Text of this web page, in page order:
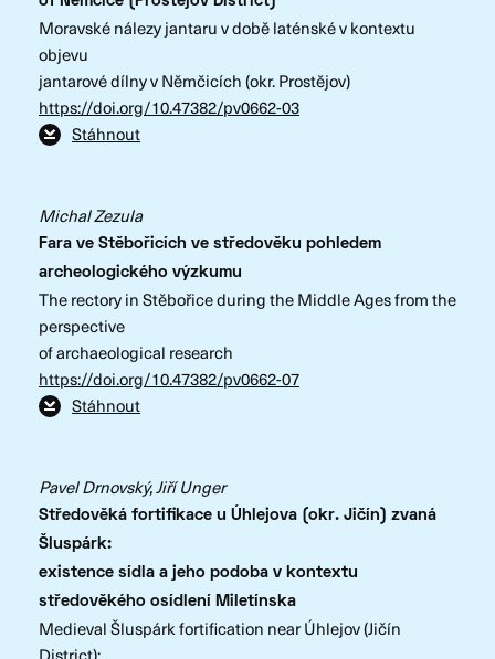
Moravské nálezy jantaru v době laténské v kontextu
objevu
jantarové dílny v Němčicích (okr. Prostějov)
https://doi.org/10.47382/pv0662-03
Stáhnout
Michal Zezula
Fara ve Stěbořicích ve středověku pohledem
archeologického výzkumu
The rectory in Stěbořice during the Middle Ages from the
perspective
of archaeological research
https://doi.org/10.47382/pv0662-07
Stáhnout
Pavel Drnovský, Jiří Unger
Středověká fortifikace u Úhlejova (okr. Jičín) zvaná
Šluspárk:
existence sídla a jeho podoba v kontextu
středověkého osídlení Miletínska
Medieval Šluspárk fortification near Úhlejov (Jičín